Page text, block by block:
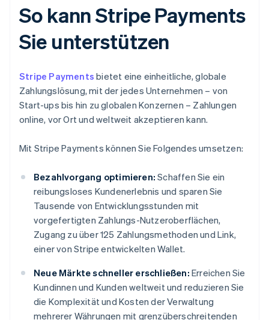
So kann Stripe Payments
Sie unterstützen
Stripe Payments bietet eine einheitliche, globale
Zahlungslösung, mit der jedes Unternehmen – von
Start-ups bis hin zu globalen Konzernen – Zahlungen
online, vor Ort und weltweit akzeptieren kann.
Mit Stripe Payments können Sie Folgendes umsetzen:
Bezahlvorgang optimieren: Schaffen Sie ein
reibungsloses Kundenerlebnis und sparen Sie
Tausende von Entwicklungsstunden mit
vorgefertigten Zahlungs-Nutzeroberflächen,
Zugang zu über 125 Zahlungsmethoden und Link,
einer von Stripe entwickelten Wallet.
Neue Märkte schneller erschließen: Erreichen Sie
Kundinnen und Kunden weltweit und reduzieren Sie
die Komplexität und Kosten der Verwaltung
mehrerer Währungen mit grenzüberschreitenden